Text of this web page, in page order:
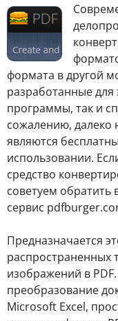
С
формата в другой
разработанные для
программы, так и
сожалению, далеко
являются
использовании.
средство
советуем
сервис
Предназначается
распространенных
изображений в
преобразование
Microsoft Excel,